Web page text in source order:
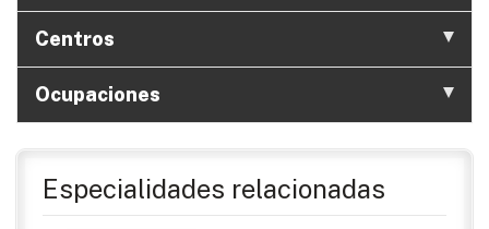
Centros
Ocupaciones
Especialidades relacionadas